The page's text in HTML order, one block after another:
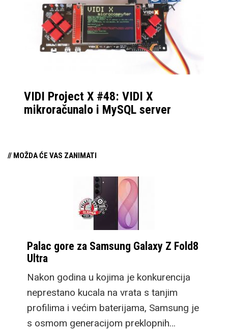
još koja giga“ je izreka
koju smo svi u nekom
trenu pomislili.
VIDI Project X #48: VIDI X
mikroračunalo i MySQL server
// MOŽDA ĆE VAS ZANIMATI
Palac gore za Samsung Galaxy Z Fold8
Ultra
Nakon godina u kojima je konkurencija
neprestano kucala na vrata s tanjim
profilima i većim baterijama, Samsung je
s osmom generacijom preklopnih…